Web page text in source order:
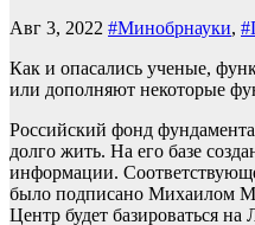
Авг 3, 2022 #Минобрнауки,
Как и опасались ученые,
или дополняют некоторые
Российский фонд
долго жить. На его базе
информации.
было подписано Михаилом
Центр будет базироваться